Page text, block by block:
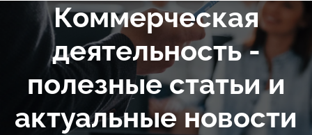
Коммерческая
деятельность -
полезные статьи и
актуальные новости